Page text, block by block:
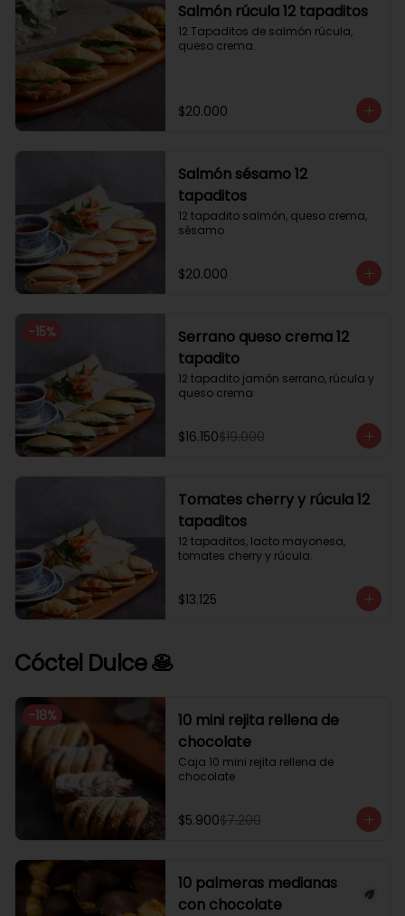
Salmón rúcula 12 tapaditos
12 Tapaditos de salmón rúcula,
queso crema.
$20.000
Salmón sésamo 12
tapaditos
12 tapadito salmón, queso crema,
sésamo
$20.000
-15%
Serrano queso crema 12
tapadito
12 tapadito jamón serrano, rúcula y
queso crema
$16.150$19.000
Tomates cherry y rúcula 12
tapaditos
12 tapaditos, lacto mayonesa,
tomates cherry y rúcula.
$13.125
Cóctel Dulce 🥞
-18%
10 mini rejita rellena de
chocolate
Caja 10 mini rejita rellena de
chocolate
$5.900$7.200
10 palmeras medianas
con chocolate